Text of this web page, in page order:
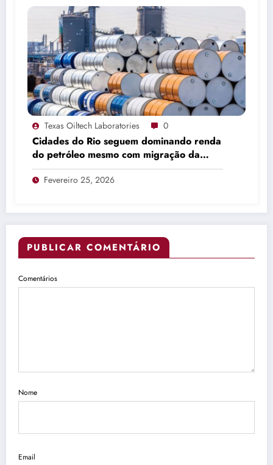
Texas Oiltech Laboratories 0
Cidades do Rio seguem dominando renda
do petróleo mesmo com migração da
produção
Fevereiro 25, 2026
PUBLICAR COMENTÁRIO
Comentários
Nome
Email